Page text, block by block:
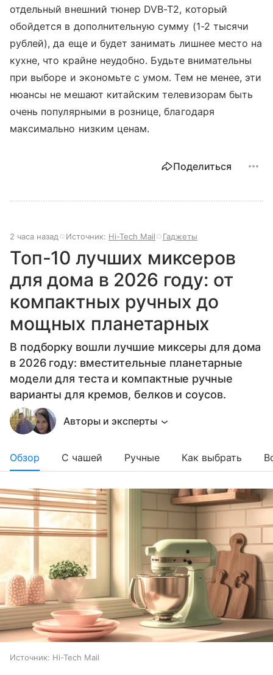
отдельный внешний тюнер DVB-T2, который
обойдется в дополнительную сумму (1-2 тысячи
рублей), да еще и будет занимать лишнее место на
кухне, что крайне неудобно. Будьте внимательны
при выборе и экономьте с умом. Тем не менее, эти
нюансы не мешают китайским телевизорам быть
очень популярными в рознице, благодаря
максимально низким ценам.
Поделиться
2 часа назад Источник: Hi-Tech Mail Гаджеты
Топ-10 лучших миксеров
для дома в 2026 году: от
компактных ручных до
мощных планетарных
В подборку вошли лучшие миксеры для дома
в 2026 году: вместительные планетарные
модели для теста и компактные ручные
варианты для кремов, белков и соусов.
Авторы и эксперты
Обзор С чашей Ручные Как выбрать
Источник: Hi-Tech Mail